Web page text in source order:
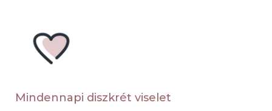
Mindennapi diszkrét viselet​